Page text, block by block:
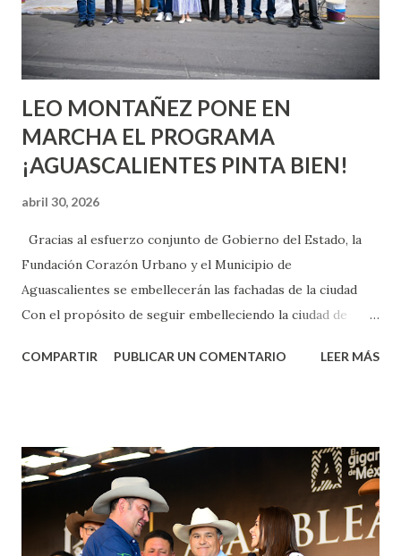
experimentarlo, pero como cualquier persona con
experiencia te dirá, siempre es mejor cuando ambas partes
son suficientemen...
LEO MONTAÑEZ PONE EN
MARCHA EL PROGRAMA
¡AGUASCALIENTES PINTA BIEN!
abril 30, 2026
Gracias al esfuerzo conjunto de Gobierno del Estado, la
Fundación Corazón Urbano y el Municipio de
Aguascalientes se embellecerán las fachadas de la ciudad
Con el propósito de seguir embelleciendo la ciudad de
municipal, Leo Montañez dio inicio al programa
Corazón Urbano y el Municipio capital. Leo Montañez
informó que en este programa se usarán cerca de 90 mil
metros cuadrados de pintura, para dar inicio en la calle
Nieto, entre Jesús F. Elizondo y la calle 22 de Octubre, con
COMPARTIR PUBLICAR UN COMENTARIO LEER MÁS